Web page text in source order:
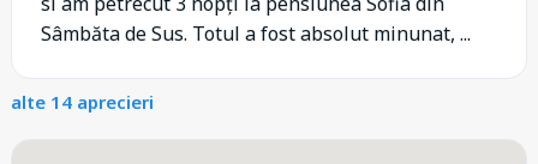
Sâmbăta de Sus. Totul a fost absolut minunat, ...
alte 14 aprecieri